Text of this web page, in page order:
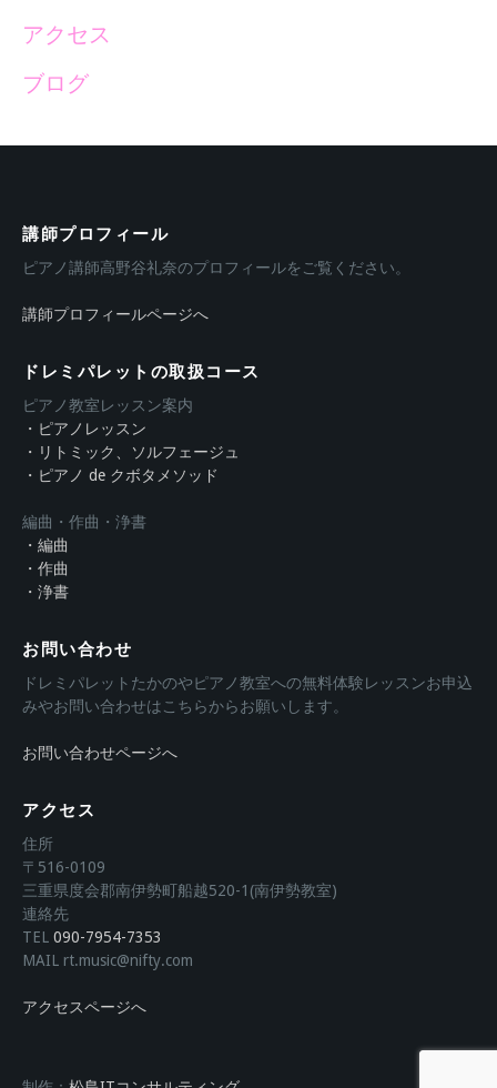
アクセス
ブログ
講師プロフィール
ピアノ講師高野谷礼奈のプロフィールをご覧ください。
講師プロフィールページへ
ドレミパレットの取扱コース
ピアノ教室レッスン案内
・ピアノレッスン
・リトミック、ソルフェージュ
・ピアノ de クボタメソッド
編曲・作曲・浄書
・編曲
・作曲
・浄書
お問い合わせ
ドレミパレットたかのやピアノ教室への無料体験レッスンお申込
みやお問い合わせはこちらからお願いします。
お問い合わせページへ
アクセス
住所
〒516-0109
三重県度会郡南伊勢町船越520-1(南伊勢教室)
連絡先
TEL 090-7954-7353
MAIL rt.music@nifty.com
アクセスページへ